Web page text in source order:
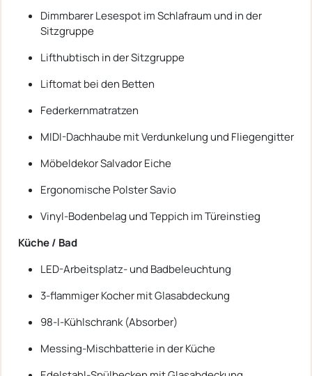
Dimmbarer Lesespot im Schlafraum und in der
Sitzgruppe
Lifthubtisch in der Sitzgruppe
Liftomat bei den Betten
Federkernmatratzen
MIDI-Dachhaube mit Verdunkelung und Fliegengitter
Möbeldekor Salvador Eiche
Ergonomische Polster Savio
Vinyl-Bodenbelag und Teppich im Türeinstieg
Küche / Bad
LED-Arbeitsplatz- und Badbeleuchtung
3-flammiger Kocher mit Glasabdeckung
98-l-Kühlschrank (Absorber)
Messing-Mischbatterie in der Küche